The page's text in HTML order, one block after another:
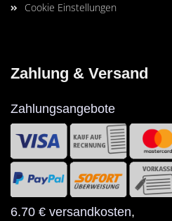
Cookie Einstellungen
Zahlung & Versand
Zahlungsangebote
6.70 € versandkosten,